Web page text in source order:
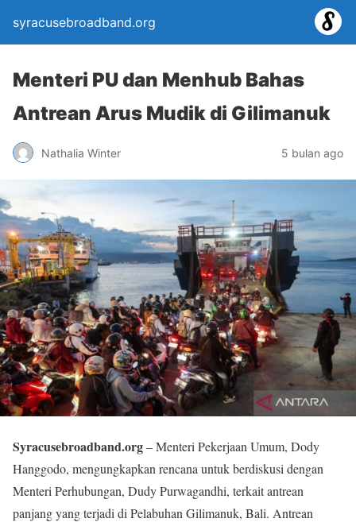
syracusebroadband.org
Menteri PU dan Menhub Bahas
Antrean Arus Mudik di Gilimanuk
Nathalia Winter 5 bulan ago
Syracusebroadband.org– Menteri Pekerjaan Umum, Dody
Hanggodo, mengungkapkan rencana untuk berdiskusi dengan
Menteri Perhubungan, Dudy Purwagandhi, terkait antrean
panjang yang terjadi di Pelabuhan Gilimanuk, Bali. Antrean